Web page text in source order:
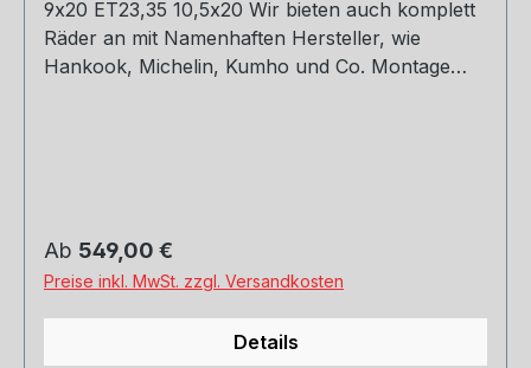
9x20 ET23,35 10,5x20 Wir bieten auch komplett
Räder an mit Namenhaften Hersteller, wie
Hankook, Michelin, Kumho und Co. Montage
Regulärer Preis:
Ab 549,00 €
Preise inkl. MwSt. zzgl. Versandkosten
Details